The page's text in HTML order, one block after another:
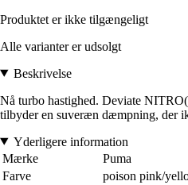
Produktet er ikke tilgængeligt
Alle varianter er udsolgt
Beskrivelse
Nå turbo hastighed. Deviate
tilbyder en suveræn dæmpning, der
Yderligere information
Mærke
Puma
Farve
poison pink/